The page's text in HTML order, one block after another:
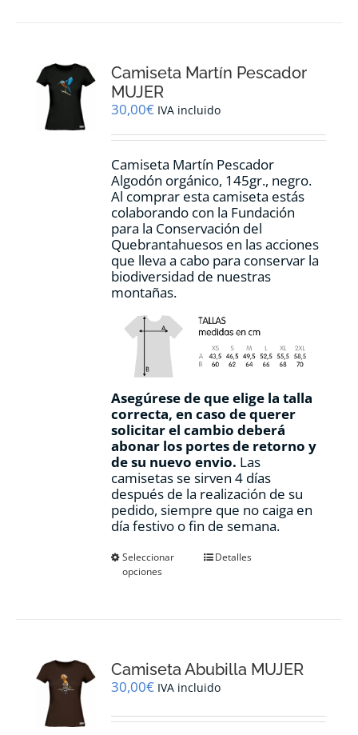
se
elegir
la
de
producto
Camiseta Martín Pescador
MUJER
30,00€ IVA incluido
Camiseta Martín Pescador
Algodón orgánico, 145gr., negro.
Al comprar esta camiseta estás
colaborando con la Fundación
para la Conservación del
Quebrantahuesos en las acciones
que lleva a cabo para conservar la
biodiversidad de nuestras
montañas.
Asegúrese de que elige la talla
correcta, en caso de querer
solicitar el cambio deberá
abonar los portes de retorno y
de su nuevo envio. Las
camisetas se sirven 4 días
después de la realización de su
pedido, siempre que no caiga en
día festivo o fin de semana.
Seleccionar
opciones
Este
se
pueden
en
Detalles
Camiseta Abubilla MUJER
30,00€ IVA incluido